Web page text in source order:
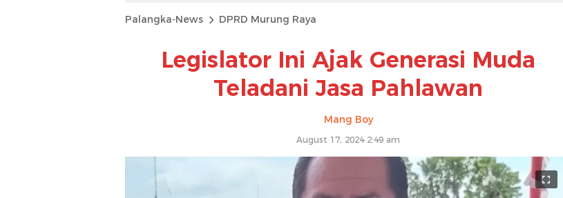
Palangka-News DPRD Murung Raya
Legislator Ini Ajak Generasi Muda
Teladani Jasa Pahlawan
Mang Boy
August 17, 2024 2:49 am